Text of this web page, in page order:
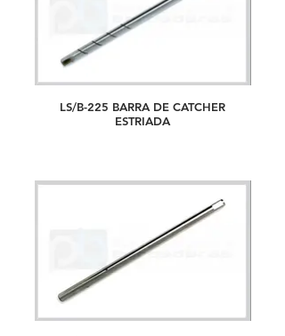
LS/B-225 BARRA DE CATCHER
ESTRIADA